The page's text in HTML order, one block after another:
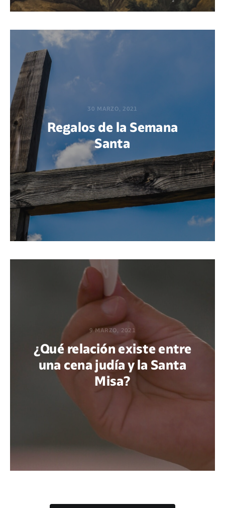
30 MARZO, 2021
Regalos de la Semana
Santa
POR MAFALDA CIRENEI
9 MARZO, 2021
¿Qué relación existe entre
una cena judía y la Santa
Misa?